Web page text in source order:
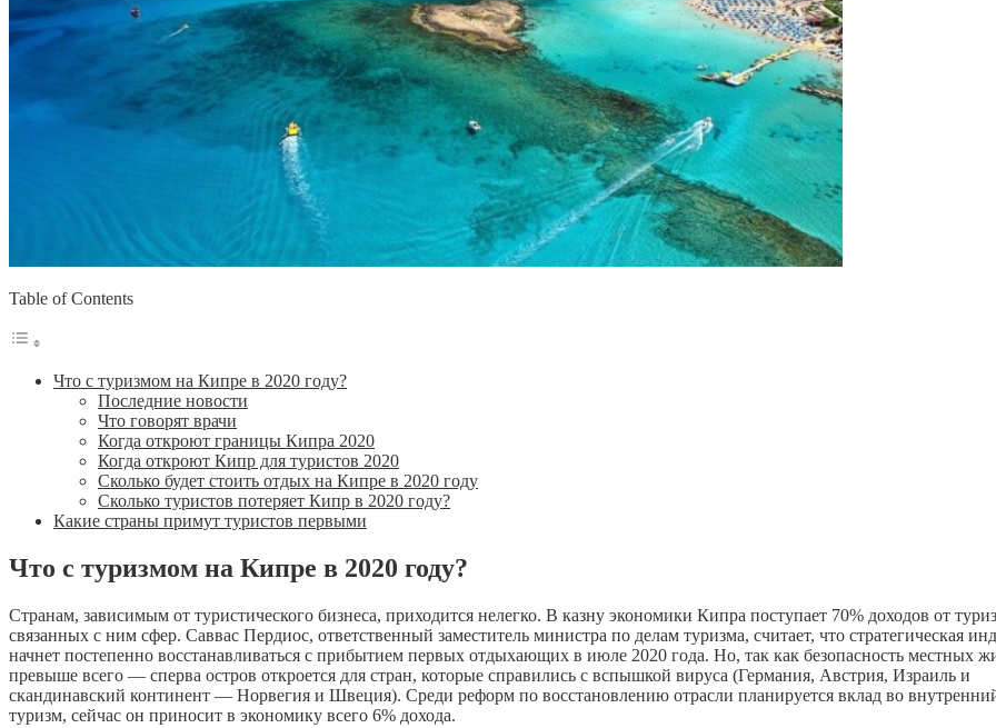
Table of Contents
Что с туризмом на Кипре в 2020 году?
Последние новости
Что говорят врачи
Когда откроют границы Кипра 2020
Когда откроют Кипр для туристов 2020
Сколько будет стоить отдых на Кипре в 2020 году
Сколько туристов потеряет Кипр в 2020 году?
Какие страны примут туристов первыми
Что с туризмом на Кипре в 2020 году?
Странам, зависимым от туристического бизнеса, приходится нелегко. В казну экономики Кипра поступает 70% доходов от
связанных с ним сфер. Саввас Пердиос, ответственный заместитель министра по делам туризма, считает, что стратегическая
начнет постепенно восстанавливаться с прибытием первых отдыхающих в июле 2020 года. Но, так как безопасность местных
превыше всего — сперва остров откроется для стран, которые справились с вспышкой вируса (Германия, Австрия, Израиль и
скандинавский континент — Норвегия и Швеция). Среди реформ по восстановлению отрасли планируется вклад во
туризм, сейчас он приносит в экономику всего 6% дохода.